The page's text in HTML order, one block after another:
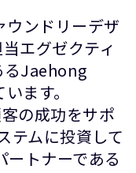
ンドリーデザ
エグゼクティ
るJaehong
ます。
の成功をサポ
テムに投資して
ートナーである